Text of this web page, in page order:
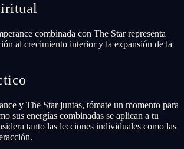
combinada con The Star representa
al crecimiento interior y la expansión de la
y The Star juntas, tómate un momento para
sus energías combinadas se aplican a tu
tanto las lecciones individuales como las